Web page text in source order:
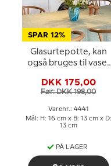
SPAR 12%
Glasurtepotte, kan
også bruges til vase,
glaskunst,
DKK 175,00
Før: DKK 198,00
Varenr.: 4441
Mål: H: 16 cm x B: 13 cm x D:
13 cm
PÅ LAGER